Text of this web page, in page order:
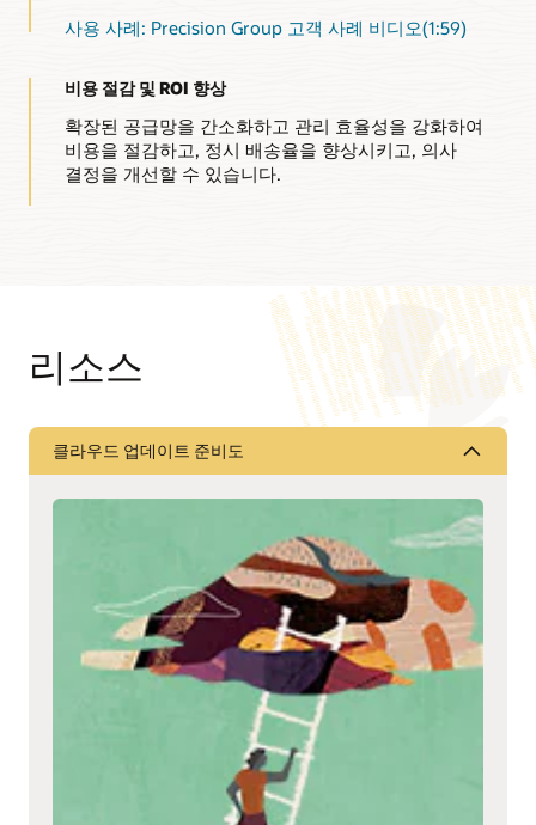
사용 사례: Precision Group 고객 사례 비디오(1:59)
비용 절감 및 ROI 향상
확장된 공급망을 간소화하고 관리 효율성을 강화하여
비용을 절감하고, 정시 배송율을 향상시키고, 의사
결정을 개선할 수 있습니다.
리소스
클라우드 업데이트 준비도